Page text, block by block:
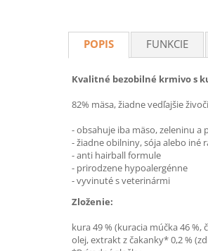
POPIS FUNKCIE
Kvalitné bezobilné krmivo s
82% mäsa, žiadne vedľajšie
- obsahuje iba mäso, zeleninu
- žiadne obilniny, sója alebo iné
- anti hairball formule
- prirodzene hypoalergénne
- vyvinuté s veterinármi
Zloženie:
kura 49 % (kuracia múčka 46
olej, extrakt z čakanky* 0,2 %